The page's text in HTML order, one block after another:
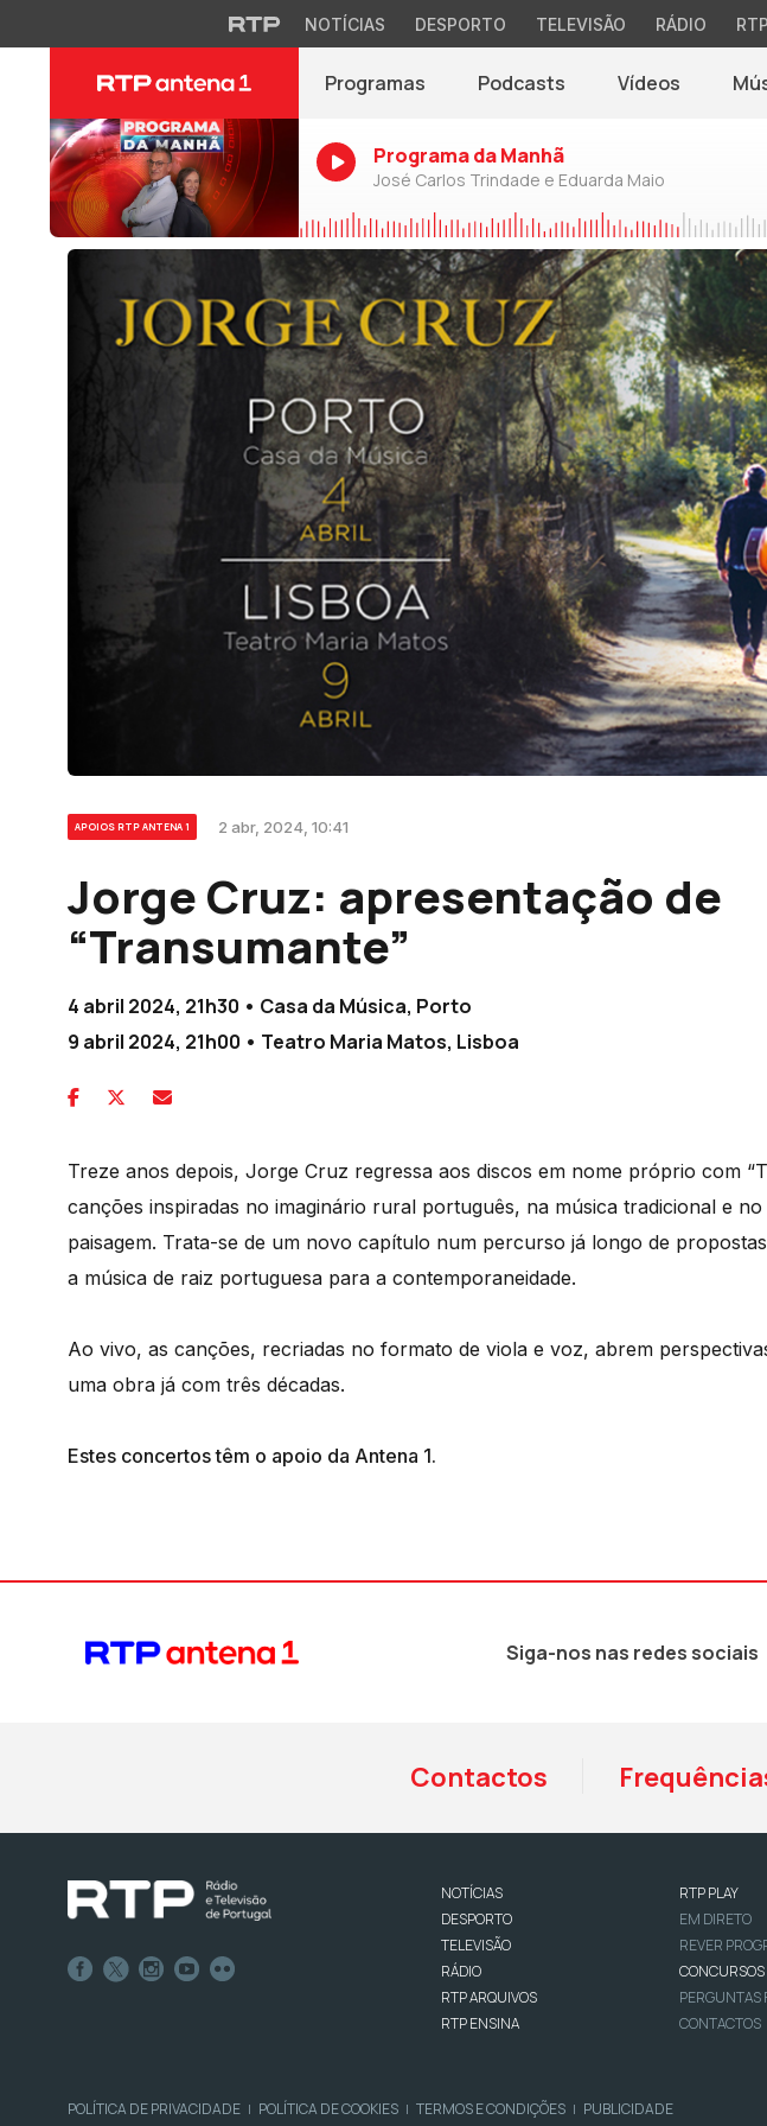
NOTÍCIAS DESPORTO TELEVISÃO RÁDIO
Programas Podcasts Vídeos
Programa da Manhã
José Carlos Trindade e Eduarda Maio
APOIOS RTP ANTENA 1 2 abr, 2024, 10:41
Jorge Cruz: apresentação de
“Transumante”
4 abril 2024, 21h30 • Casa da Música, Porto
9 abril 2024, 21h00 • Teatro Maria Matos, Lisboa
Treze anos depois, Jorge Cruz regressa aos discos em nome próprio com
canções inspiradas no imaginário rural português, na música tradicional e
paisagem. Trata-se de um novo capítulo num percurso já longo de
a música de raiz portuguesa para a contemporaneidade.
Ao vivo, as canções, recriadas no formato de viola e voz, abrem
uma obra já com três décadas.
Estes concertos têm o apoio da Antena 1.
Siga-nos nas redes sociais
Contactos
NOTÍCIAS
DESPORTO
TELEVISÃO
RÁDIO
RTP ARQUIVOS
RTP ENSINA
RTP PLAY
EM DIRETO
REVER
CONCURSOS
PERGUNTAS
CONTACTOS
POLÍTICA DE PRIVACIDADE | POLÍTICA DE COOKIES | TERMOS E CONDIÇÕES | PUBLICIDADE